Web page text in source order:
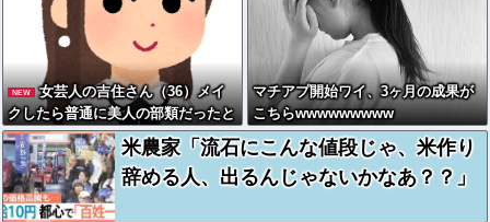
NEW
女芸人の吉住さん（36）メイ
クしたら普通に美人の部類だったと
判明ｗｗｗｗｗｗｗｗｗ
マチアプ開始ワイ、3ヶ月の成果が
こちらwwwwwwwww
米農家「流石にこんな値段じゃ、米作り
辞める人、出るんじゃないかなあ？？」